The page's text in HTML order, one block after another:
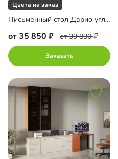
Цвета на заказ
Письменный стол Дарио угловой с антресолью
от 35 850 от 39 830
Заказать